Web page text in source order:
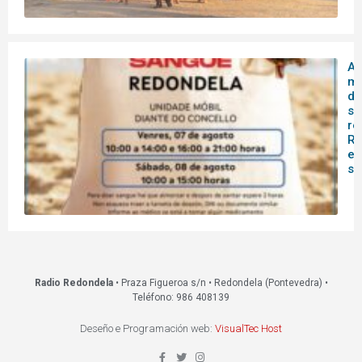
A
Radio Redondela• Praza Figueroa s/n • Redondela (Pontevedra) •
Teléfono: 986 408139
Deseño e Programación web: VisualTec Host